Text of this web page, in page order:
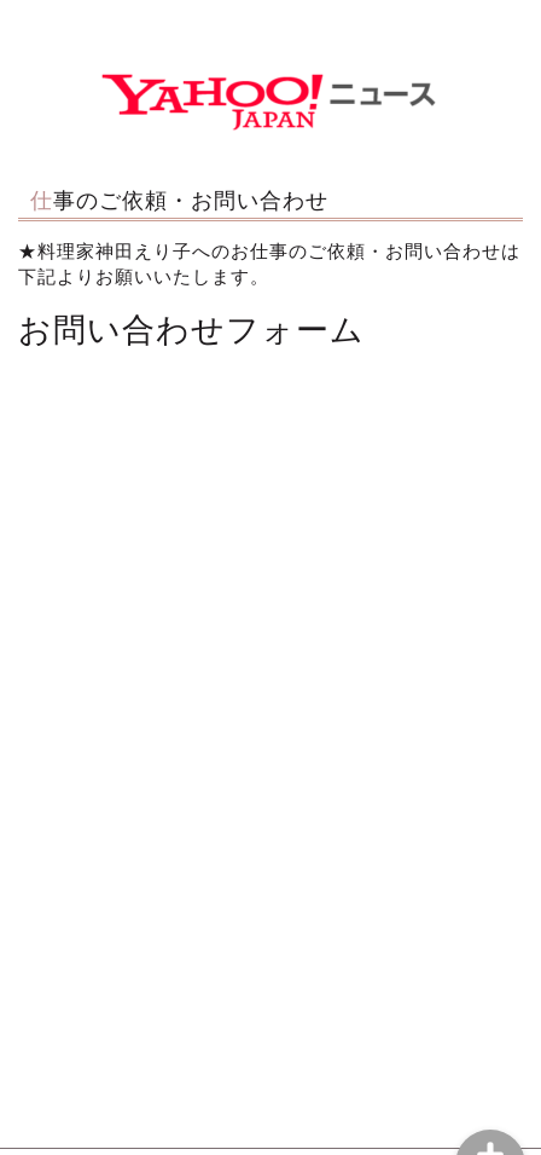
仕事のご依頼・お問い合わせ
★料理家神田えり子へのお仕事のご依頼・お問い合わせは
下記よりお願いいたします。
お問い合わせフォーム